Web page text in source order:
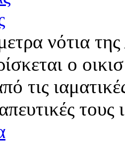
νότια
ο
τις